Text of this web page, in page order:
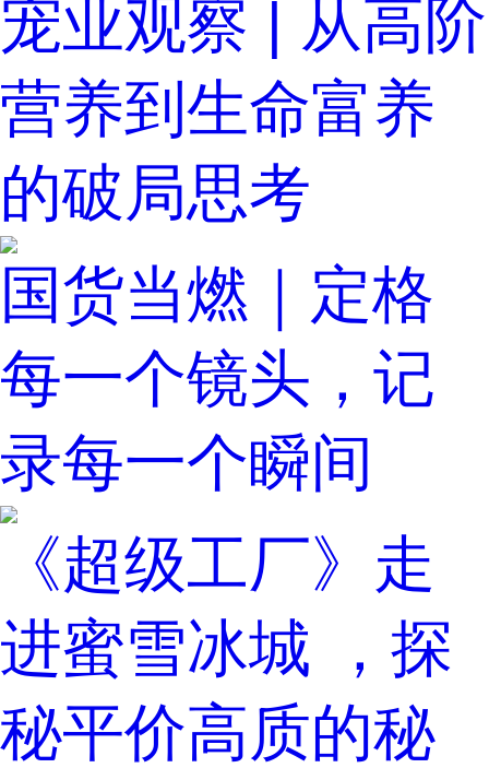
宠业观察 | 从高阶
营养到生命富养
的破局思考
国货当燃｜定格
每一个镜头，记
录每一个瞬间
《超级工厂》走
进蜜雪冰城 ，探
秘平价高质的秘